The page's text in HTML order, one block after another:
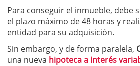
Para conseguir el inmueble, debe
el plazo máximo de 48 horas y
entidad para su adquisición.
Sin embargo, y de forma paralela,
una nueva hipoteca a interés